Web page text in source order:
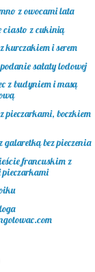
z owocami lata
ciasto z cukinią
kurczakiem i serem
sałaty lodowej
z budyniem i masą
pieczarkami, boczkiem
galaretką bez pieczenia
francuskim z
pieczarkami